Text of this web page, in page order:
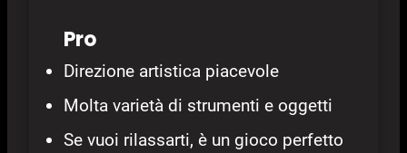
Pro
Direzione artistica piacevole
Molta varietà di strumenti e oggetti
Se vuoi rilassarti, è un gioco perfetto